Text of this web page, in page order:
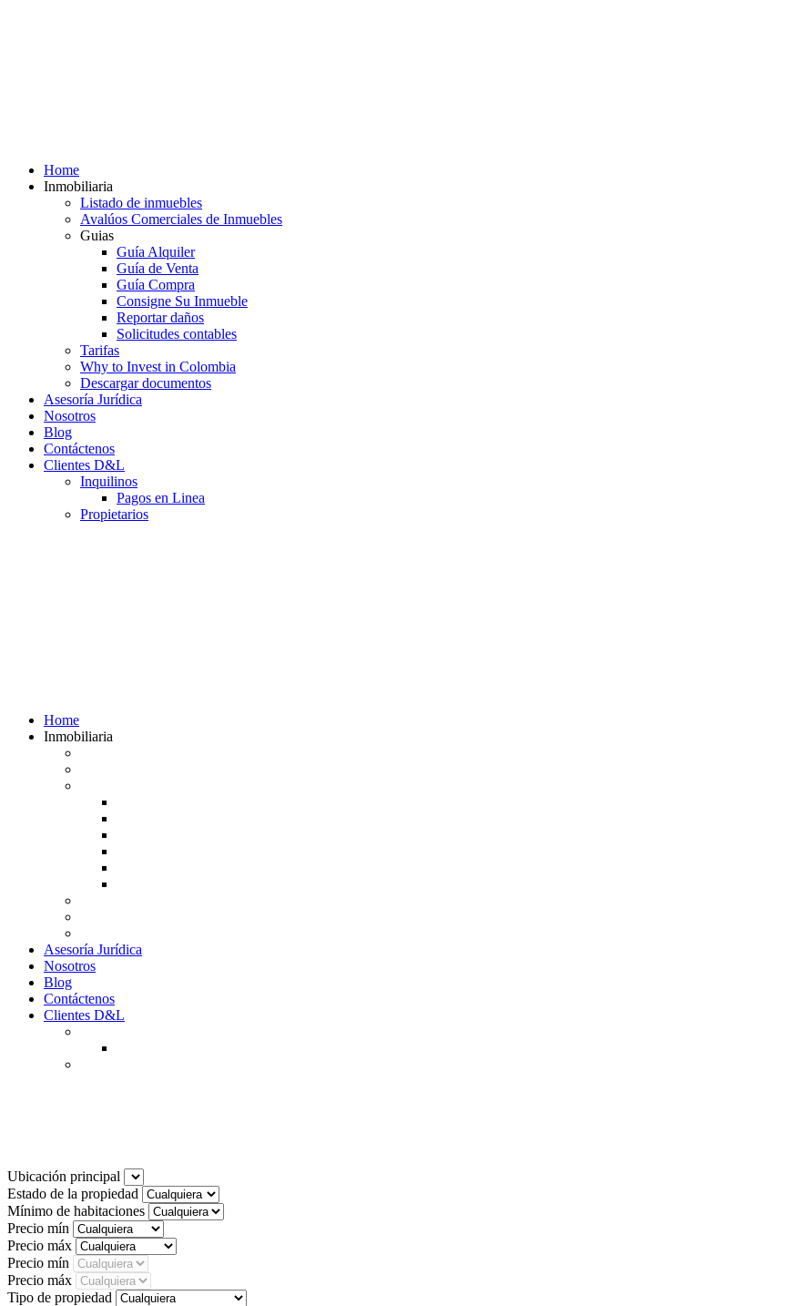
Home
Inmobiliaria
Listado de inmuebles
Avalúos Comerciales de Inmuebles
Guias
Guía Alquiler
Guía de Venta
Guía Compra
Consigne Su Inmueble
Reportar daños
Solicitudes contables
Tarifas
Why to Invest in Colombia
Descargar documentos
Asesoría Jurídica
Nosotros
Blog
Contáctenos
Clientes D&L
Inquilinos
Pagos en Linea
Propietarios
Home
Inmobiliaria
Asesoría Jurídica
Nosotros
Blog
Contáctenos
Clientes D&L
Ubicación principal
Estado de la propiedad
Mínimo de habitaciones
Precio mín
Precio máx
Precio mín
Precio máx
Tipo de propiedad